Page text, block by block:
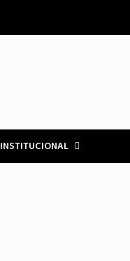
INSTITUCIONAL